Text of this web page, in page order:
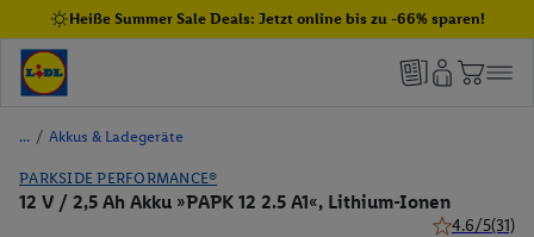
Heiße Summer Sale Deals: Jetzt online bis zu -66% sparen!
/ Akkus & Ladegeräte
PARKSIDE PERFORMANCE®
12 V / 2,5 Ah Akku »PAPK 12 2.5 A1«, Lithium-Ionen
4.6/5(31)